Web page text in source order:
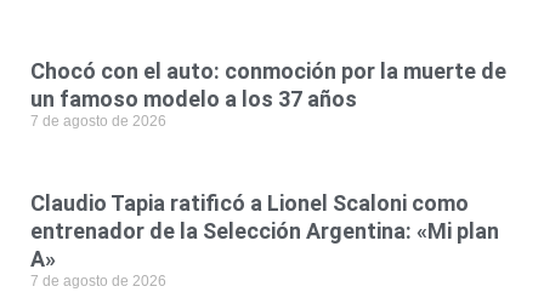
Chocó con el auto: conmoción por la muerte de
un famoso modelo a los 37 años
7 de agosto de 2026
Claudio Tapia ratificó a Lionel Scaloni como
entrenador de la Selección Argentina: «Mi plan
A»
7 de agosto de 2026